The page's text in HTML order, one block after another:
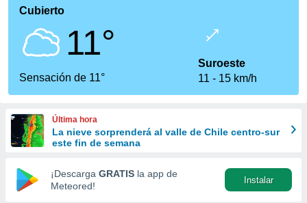
por
se
calidad.
a este
las
y
forma
digital
basada
Cubierto
11°
Sensación de 11°
Suroeste
11
15 km/h
Última hora
La nieve sorprenderá al valle de Chile centro-sur
este fin de semana
¡Descarga GRATIS la app de
Meteored!
Instalar